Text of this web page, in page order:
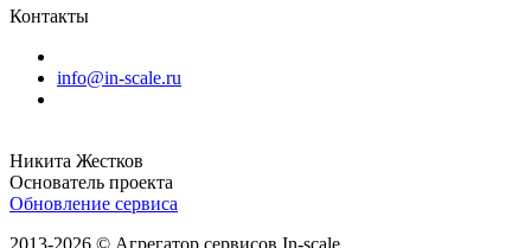
Контакты
info@in-scale.ru
Никита Жестков
Основатель проекта
Обновление сервиса
2013-2026 © Агрегатор сервисов In-scale